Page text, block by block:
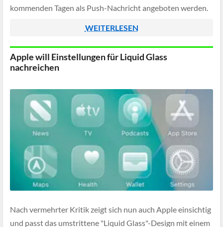
kommenden Tagen als Push-Nachricht angeboten werden.
WEITERLESEN
Apple will Einstellungen für Liquid Glass
nachreichen
Nach vermehrter Kritik zeigt sich nun auch Apple einsichtig
und passt das umstrittene "Liquid Glass"-Design mit einem